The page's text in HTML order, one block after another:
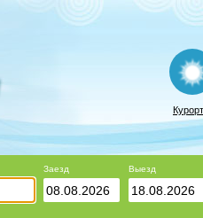
Заезд Выезд